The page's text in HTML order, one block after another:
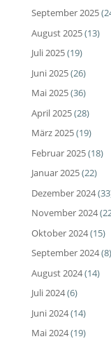
September 2025
August 2025(13)
Juli 2025(19)
Juni 2025(26)
Mai 2025(36)
April 2025(28)
März 2025(19)
Februar 2025(18)
Januar 2025(22)
Dezember 2024
November 2024
Oktober 2024(15)
September 2024(8)
August 2024(14)
Juli 2024(6)
Juni 2024(14)
Mai 2024(19)